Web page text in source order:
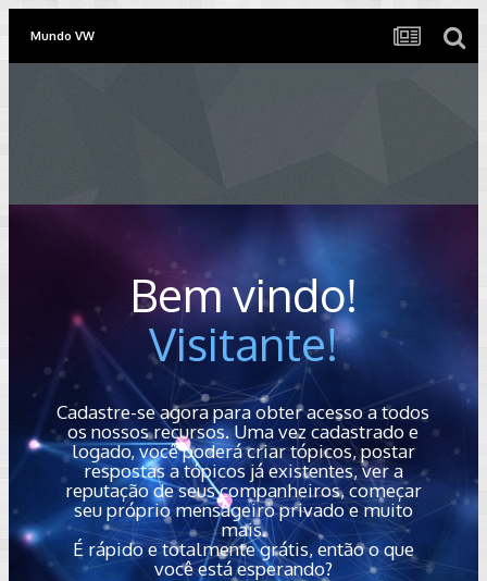
Mundo VW
Bem vindo!
Visitante!
Cadastre-se agora para obter acesso a todos
os nossos recursos. Uma vez cadastrado e
logado, você poderá criar tópicos, postar
respostas a tópicos já existentes, ver a
reputação de seus companheiros, começar
seu próprio mensageiro privado e muito
mais.
É rápido e totalmente grátis, então o que
você está esperando?